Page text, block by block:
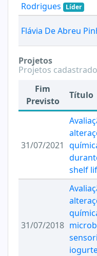
Rodrigues
Líder
Flávia De Abreu
Projetos
Projetos
Fim
Previsto
Título
31/07/2021
shelf
31/07/2018